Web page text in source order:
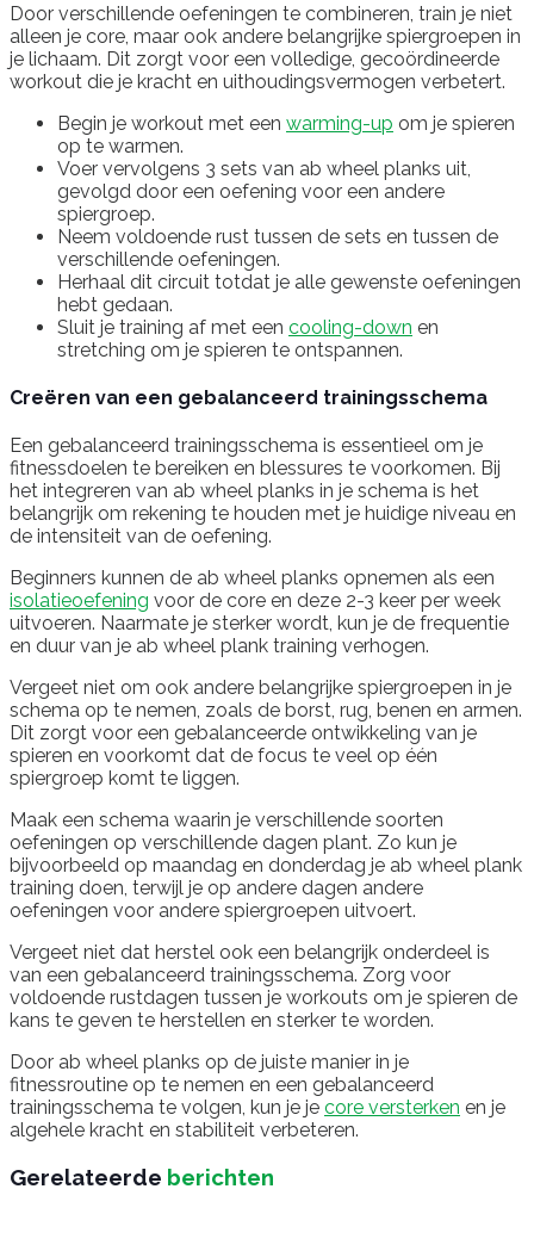
Door verschillende oefeningen te combineren, train je niet
alleen je core, maar ook andere belangrijke spiergroepen in
je lichaam. Dit zorgt voor een volledige, gecoördineerde
workout die je kracht en uithoudingsvermogen verbetert.
Begin je workout met een warming-up om je spieren
op te warmen.
Voer vervolgens 3 sets van ab wheel planks uit,
gevolgd door een oefening voor een andere
spiergroep.
Neem voldoende rust tussen de sets en tussen de
verschillende oefeningen.
Herhaal dit circuit totdat je alle gewenste oefeningen
hebt gedaan.
Sluit je training af met een cooling-down en
stretching om je spieren te ontspannen.
Creëren van een gebalanceerd trainingsschema
Een gebalanceerd trainingsschema is essentieel om je
fitnessdoelen te bereiken en blessures te voorkomen. Bij
het integreren van ab wheel planks in je schema is het
belangrijk om rekening te houden met je huidige niveau en
de intensiteit van de oefening.
Beginners kunnen de ab wheel planks opnemen als een
isolatieoefening voor de core en deze 2-3 keer per week
uitvoeren. Naarmate je sterker wordt, kun je de frequentie
en duur van je ab wheel plank training verhogen.
Vergeet niet om ook andere belangrijke spiergroepen in je
schema op te nemen, zoals de borst, rug, benen en armen.
Dit zorgt voor een gebalanceerde ontwikkeling van je
spieren en voorkomt dat de focus te veel op één
spiergroep komt te liggen.
Maak een schema waarin je verschillende soorten
oefeningen op verschillende dagen plant. Zo kun je
bijvoorbeeld op maandag en donderdag je ab wheel plank
training doen, terwijl je op andere dagen andere
oefeningen voor andere spiergroepen uitvoert.
Vergeet niet dat herstel ook een belangrijk onderdeel is
van een gebalanceerd trainingsschema. Zorg voor
voldoende rustdagen tussen je workouts om je spieren de
kans te geven te herstellen en sterker te worden.
Door ab wheel planks op de juiste manier in je
fitnessroutine op te nemen en een gebalanceerd
trainingsschema te volgen, kun je je core versterken en je
algehele kracht en stabiliteit verbeteren.
Gerelateerde berichten